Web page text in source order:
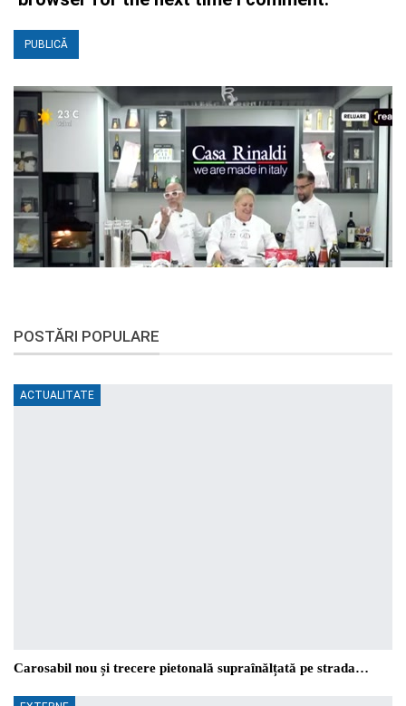
POSTĂRI POPULARE
ACTUALITATE
Carosabil nou și trecere pietonală supraînălțată pe strada…